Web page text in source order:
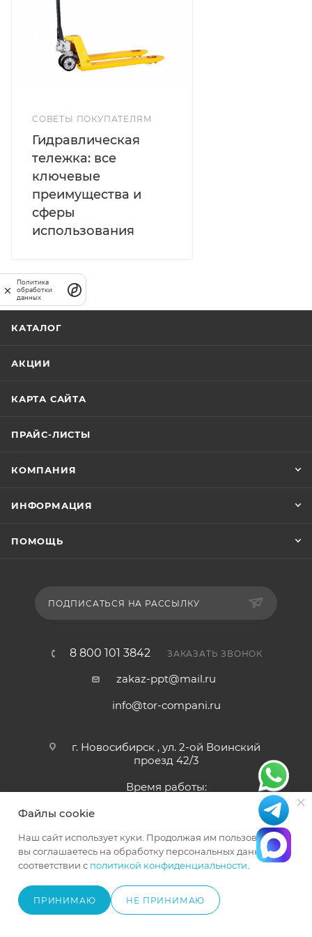
зарядное устройство И АКБ емкостью 4Ач. - Вилы
стандартной длины 1150 мм. - Полимерная накладка
на ручку для комфортной работы при низких
температурах - Корпус покрыт высокоадгезионной
СОВЕТЫ ПОКУПАТЕЛЯМ
Гидравлическая
тележка: все
ключевые
преимущества и
сферы
использования
КАТАЛОГ
АКЦИИ
КАРТА САЙТА
ПРАЙС-ЛИСТЫ
КОМПАНИЯ
ИНФОРМАЦИЯ
ПОМОЩЬ
ПОДПИСАТЬСЯ НА РАССЫЛКУ
8 800 101 3842 ЗАКАЗАТЬ ЗВОНОК
zakaz-ppt@mail.ru
info@tor-compani.ru
г. Новосибирск , ул. 2-ой Воинский
проезд 42/3
Время работы:
© 2023-2024 ООО «ПОДЪЕМПРОМТЕХНИКА». ИНН
5404315975, ОГРН 1235400006600
Официальный представитель TOR INDUSTRIES
Файлы cookie
Наш сайт использует куки. Продолжая им пользоваться,
вы соглашаетесь на обработку персональных данных в
соответствии с политикой конфиденциальности
ПРИНИМАЮ НЕ ПРИНИМАЮ
Политика
обработки
данных